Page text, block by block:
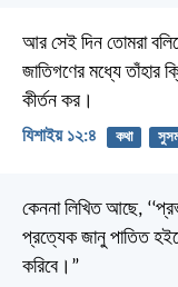
আর সেই দিন তোমরা
জাতিগণের মধ্যে তাঁহার
কীর্তন কর।
যিশাইয় ১২:৪ কথা
কেননা লিখিত আছে,
প্রত্যেক জানু পাতিত
করিবে।”